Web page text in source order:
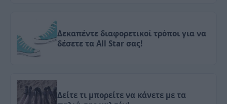
Δεκαπέντε διαφορετικοί τρόποι για να
δέσετε τα All Star σας!
Δείτε τι μπορείτε να κάνετε με τα